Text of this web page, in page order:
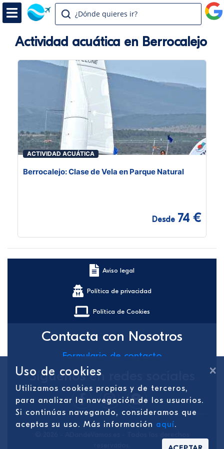
¿Dónde quieres ir?
Actividad acuática en Berrocalejo
ACTIVIDAD ACUÁTICA
Berrocalejo: Clase de Vela en Parque Natural
Desde 74 €
Aviso legal
Política de privacidad
Política de Cookies
Contacta con Nosotros
Formulario de contacto
Síguenos en redes sociales ×
Uso de cookies
Utilizamos cookies propias y de terceros,
para analizar la navegación de los usuarios.
Si continúas navegando, consideramos que
aceptas su uso. Más información aquí.